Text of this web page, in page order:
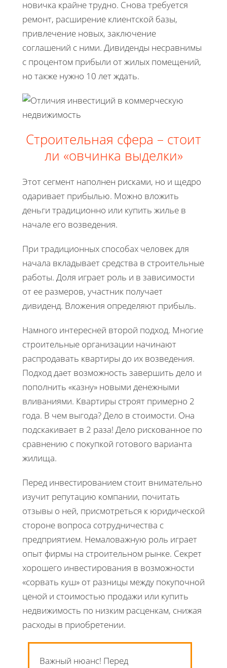
новичка крайне трудно. Снова требуется
ремонт, расширение клиентской базы,
привлечение новых, заключение
соглашений с ними. Дивиденды несравнимы
с процентом прибыли от жилых помещений,
но также нужно 10 лет ждать.
Строительная сфера – стоит
ли «овчинка выделки»
Этот сегмент наполнен рисками, но и щедро
одаривает прибылью. Можно вложить
деньги традиционно или купить жилье в
начале его возведения.
При традиционных способах человек для
начала вкладывает средства в строительные
работы. Доля играет роль и в зависимости
от ее размеров, участник получает
дивиденд. Вложения определяют прибыль.
Намного интересней второй подход. Многие
строительные организации начинают
распродавать квартиры до их возведения.
Подход дает возможность завершить дело и
пополнить «казну» новыми денежными
вливаниями. Квартиры строят примерно 2
года. В чем выгода? Дело в стоимости. Она
подскакивает в 2 раза! Дело рискованное по
сравнению с покупкой готового варианта
жилища.
Перед инвестированием стоит внимательно
изучит репутацию компании, почитать
отзывы о ней, присмотреться к юридической
стороне вопроса сотрудничества с
предприятием. Немаловажную роль играет
опыт фирмы на строительном рынке. Секрет
хорошего инвестирования в возможности
«сорвать куш» от разницы между покупочной
ценой и стоимостью продажи или купить
недвижимость по низким расценкам, снижая
расходы в приобретении.
Важный нюанс! Перед